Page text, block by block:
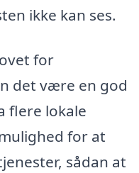
ikke kan ses.
for
det være en god
flere lokale
for at
sådan at